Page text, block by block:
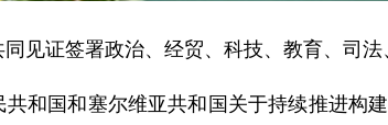
见证签署政治、经贸、科技、教育、司法
和国和塞尔维亚共和国关于持续推进构